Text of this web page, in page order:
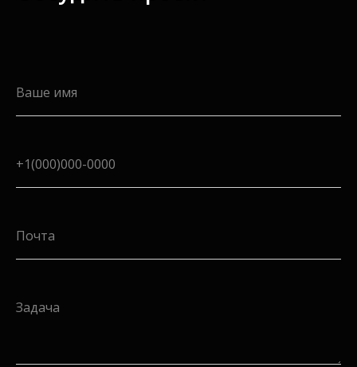
Ваше имя
+1(000)000-0000
Почта
Задача